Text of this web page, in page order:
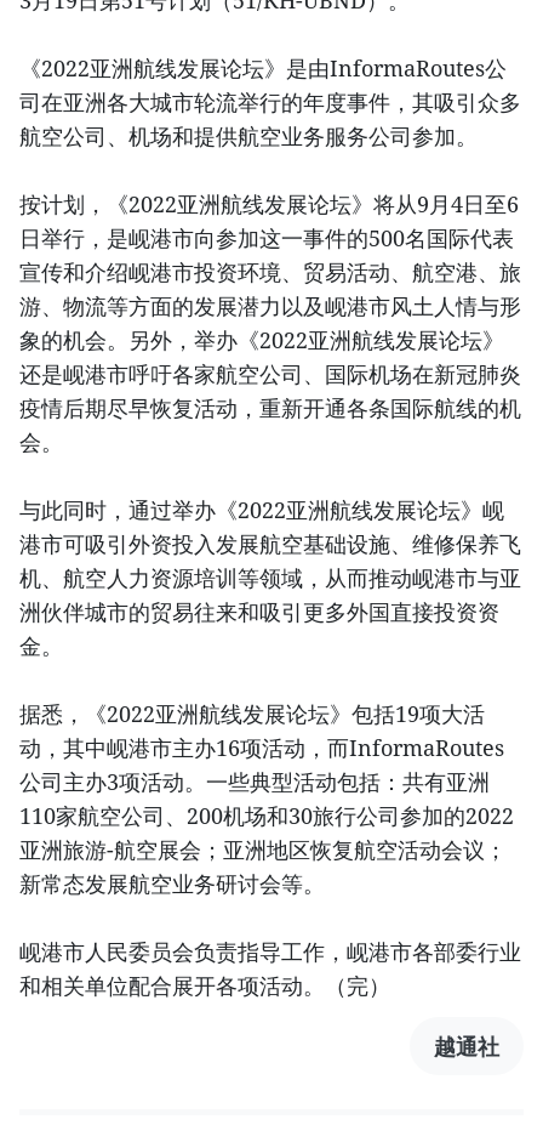
《2022亚洲航线发展论坛》是由InformaRoutes公
司在亚洲各大城市轮流举行的年度事件，其吸引众多
航空公司、机场和提供航空业务服务公司参加。
按计划，《2022亚洲航线发展论坛》将从9月4日至6
日举行，是岘港市向参加这一事件的500名国际代表
宣传和介绍岘港市投资环境、贸易活动、航空港、旅
游、物流等方面的发展潜力以及岘港市风土人情与形
象的机会。另外，举办《2022亚洲航线发展论坛》
还是岘港市呼吁各家航空公司、国际机场在新冠肺炎
疫情后期尽早恢复活动，重新开通各条国际航线的机
会。
与此同时，通过举办《2022亚洲航线发展论坛》岘
港市可吸引外资投入发展航空基础设施、维修保养飞
机、航空人力资源培训等领域，从而推动岘港市与亚
洲伙伴城市的贸易往来和吸引更多外国直接投资资
金。
据悉，《2022亚洲航线发展论坛》包括19项大活
动，其中岘港市主办16项活动，而InformaRoutes
公司主办3项活动。一些典型活动包括：共有亚洲
110家航空公司、200机场和30旅行公司参加的2022
亚洲旅游-航空展会；亚洲地区恢复航空活动会议；
新常态发展航空业务研讨会等。
岘港市人民委员会负责指导工作，岘港市各部委行业
和相关单位配合展开各项活动。（完）
越通社